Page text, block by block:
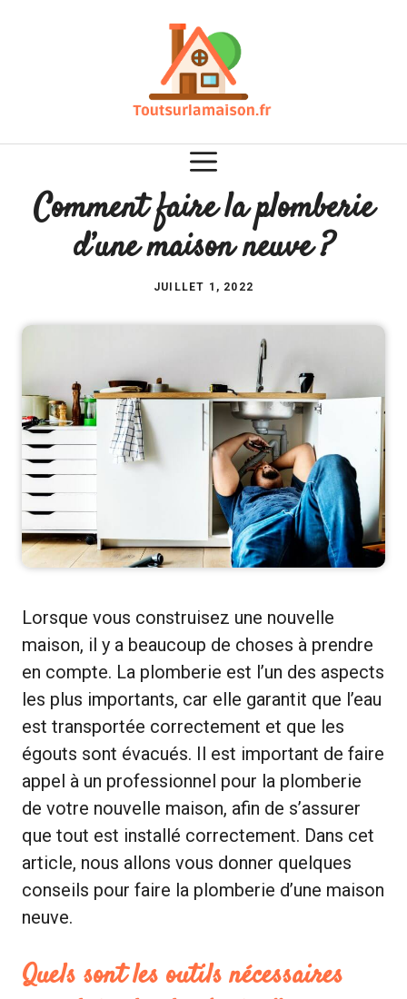
Comment faire la plomberie
d’une maison neuve ?
JUILLET 1, 2022
Lorsque vous construisez une nouvelle
maison, il y a beaucoup de choses à prendre
en compte. La plomberie est l’un des aspects
les plus importants, car elle garantit que l’eau
est transportée correctement et que les
égouts sont évacués. Il est important de faire
appel à un professionnel pour la plomberie
de votre nouvelle maison, afin de s’assurer
que tout est installé correctement. Dans cet
article, nous allons vous donner quelques
conseils pour faire la plomberie d’une maison
neuve.
Quels sont les outils nécessaires